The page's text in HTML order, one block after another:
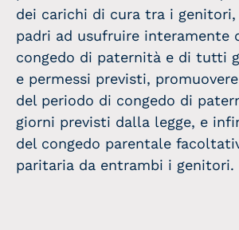
dei carichi di cura tra i genitori,
padri ad usufruire interamente
congedo di paternità e di tutti
e permessi previsti,
del periodo di congedo di
giorni previsti dalla legge, e
del congedo parentale
paritaria da entrambi i genitori.